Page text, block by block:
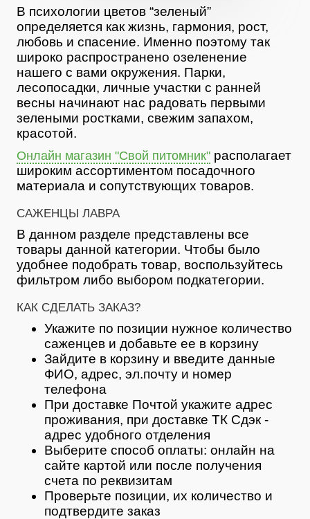
В психологии цветов “зеленый”
определяется как жизнь, гармония, рост,
любовь и спасение. Именно поэтому так
широко распространено озеленение
нашего с вами окружения. Парки,
лесопосадки, личные участки с ранней
весны начинают нас радовать первыми
зелеными ростками, свежим запахом,
красотой.
Онлайн магазин "Свой питомник" располагает
широким ассортиментом посадочного
материала и сопутствующих товаров.
САЖЕНЦЫ ЛАВРА
В данном разделе представлены все
товары данной категории. Чтобы было
удобнее подобрать товар, воспользуйтесь
фильтром либо выбором подкатегории.
КАК СДЕЛАТЬ ЗАКАЗ?
Укажите по позиции нужное количество
саженцев и добавьте ее в корзину
Зайдите в корзину и введите данные
ФИО, адрес, эл.почту и номер
телефона
При доставке Почтой укажите адрес
проживания, при доставке ТК Сдэк -
адрес удобного отделения
Выберите способ оплаты: онлайн на
сайте картой или после получения
счета по реквизитам
Проверьте позиции, их количество и
подтвердите заказ